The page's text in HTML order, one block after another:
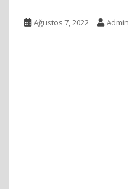
Ağustos 7, 2022 Admin